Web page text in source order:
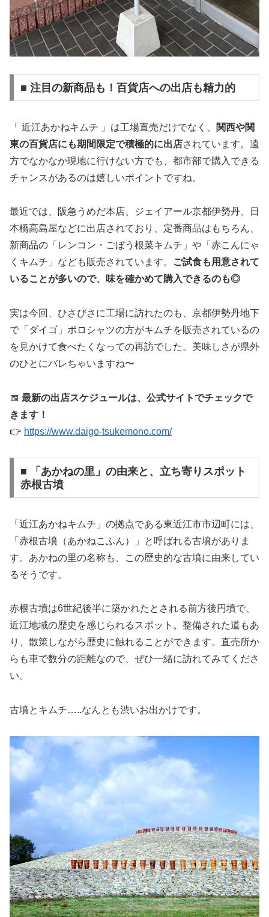
■ 注目の新商品も！百貨店への出店も精力的
「 近江あかねキムチ 」は工場直売だけでなく、
関西や関
東の百貨店にも期間限定で積極的に出店されています。遠
方でなかなか現地に行けない方でも、都市部で購入できる
チャンスがあるのは嬉しいポイントですね。
最近では、阪急うめだ本店、ジェイアール京都伊勢丹、日
本橋高島屋などに出店されており、定番商品はもちろん、
新商品の「レンコン・ごぼう根菜キムチ」や「赤こんにゃ
くキムチ」なども販売されています。
ご試食も用意されて
いることが多いので、味を確かめて購入できるのも◎
実は今回、ひさびさに工場に訪れたのも、京都伊勢丹地下
で「ダイゴ」ポロシャツの方がキムチを販売されているの
を見かけて食べたくなっての再訪でした。美味しさが県外
のひとにバレちゃいますね〜
📅 最新の出店スケジュールは、公式サイトでチェックで
きます！
👉 https://www.daigo-tsukemono.com/
■ 「あかねの里」の由来と、立ち寄りスポット
赤根古墳
「近江あかねキムチ」の拠点である東近江市市辺町には、
「赤根古墳（あかねこふん）」と呼ばれる古墳がありま
す。あかねの里の名称も、この歴史的な古墳に由来してい
るそうです。
赤根古墳は6世紀後半に築かれたとされる前方後円墳で、
近江地域の歴史を感じられるスポット。整備された道もあ
り、散策しながら歴史に触れることができます。直売所か
らも車で数分の距離なので、ぜひ一緒に訪れてみてくださ
い。
古墳とキムチ…..なんとも渋いお出かけです。